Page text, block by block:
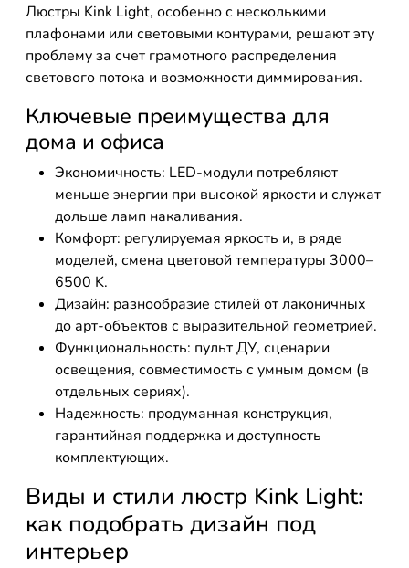
Люстры Kink Light, особенно с несколькими
плафонами или световыми контурами, решают эту
проблему за счет грамотного распределения
светового потока и возможности диммирования.
Ключевые преимущества для
дома и офиса
Экономичность: LED-модули потребляют
меньше энергии при высокой яркости и служат
дольше ламп накаливания.
Комфорт: регулируемая яркость и, в ряде
моделей, смена цветовой температуры 3000–
6500 K.
Дизайн: разнообразие стилей от лаконичных
до арт-объектов с выразительной геометрией.
Функциональность: пульт ДУ, сценарии
освещения, совместимость с умным домом (в
отдельных сериях).
Надежность: продуманная конструкция,
гарантийная поддержка и доступность
комплектующих.
Виды и стили люстр Kink Light:
как подобрать дизайн под
интерьер